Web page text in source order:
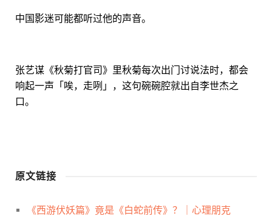
中国影迷可能都听过他的声音。
张艺谋《秋菊打官司》里秋菊每次出门讨说法时，都会
响起一声「唉，走咧」，这句碗碗腔就出自李世杰之
口。
原文链接
《西游伏妖篇》竟是《白蛇前传》？｜心理朋克